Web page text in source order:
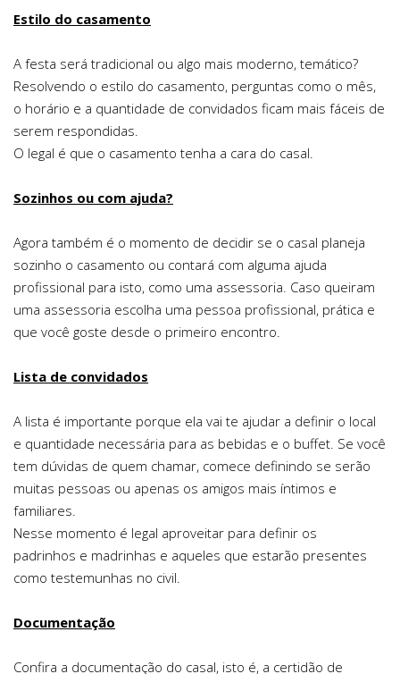
Estilo do casamento
A festa será tradicional ou algo mais moderno, temático?
Resolvendo o estilo do casamento, perguntas como o mês,
o horário e a quantidade de convidados ficam mais fáceis de
serem respondidas.
O legal é que o casamento tenha a cara do casal.
Sozinhos ou com ajuda?
Agora também é o momento de decidir se o casal planeja
sozinho o casamento ou contará com alguma ajuda
profissional para isto, como uma assessoria. Caso queiram
uma assessoria escolha uma pessoa profissional, prática e
que você goste desde o primeiro encontro.
Lista de convidados
A lista é importante porque ela vai te ajudar a definir o local
e quantidade necessária para as bebidas e o buffet. Se você
tem dúvidas de quem chamar, comece definindo se serão
muitas pessoas ou apenas os amigos mais íntimos e
familiares.
Nesse momento é legal aproveitar para definir os
padrinhos e madrinhas e aqueles que estarão presentes
como testemunhas no civil.
Documentação
Confira a documentação do casal, isto é, a certidão de